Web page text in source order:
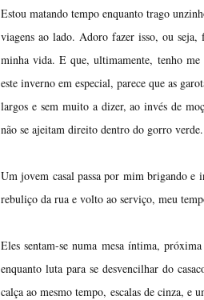
Estou matando tempo enquanto trago
viagens ao lado. Adoro fazer isso, ou
minha vida. E que, ultimamente, tenho
este inverno em especial, parece que as
largos e sem muito a dizer, ao invés de
não se ajeitam direito dentro do gorro
Um jovem casal passa por mim brigando e
rebuliço da rua e volto ao serviço, meu
Eles sentam-se numa mesa íntima,
enquanto luta para se desvencilhar do
calça ao mesmo tempo, escalas de cinza, e